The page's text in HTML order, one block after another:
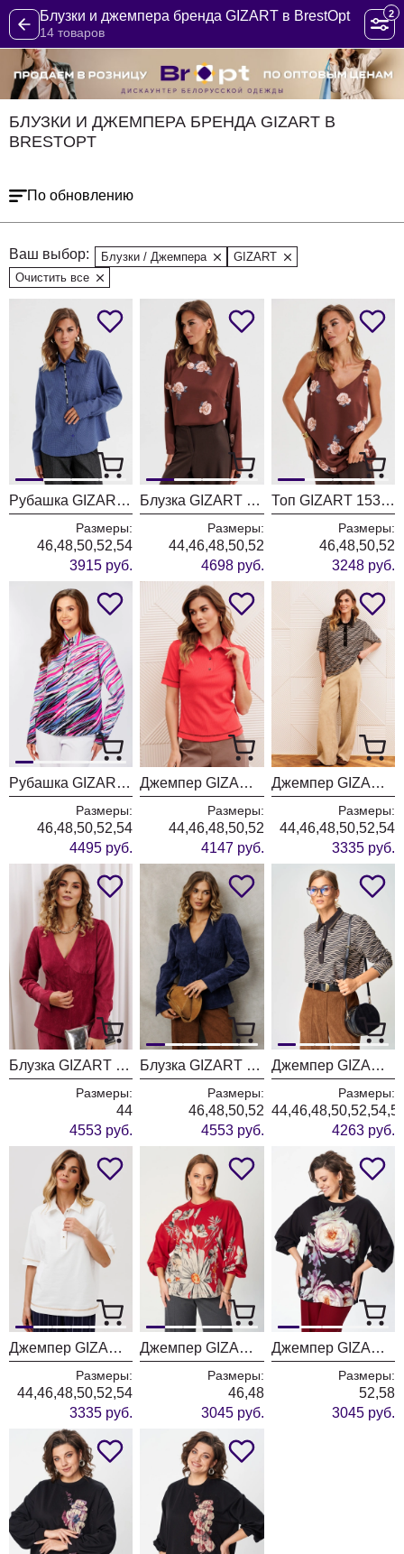
Блузки и джемпера бренда GIZART в BrestOpt
14 товаров
2
БЛУЗКИ И ДЖЕМПЕРА БРЕНДА GIZART В
BRESTOPT
По обновлению
Ваш выбор: Блузки / Джемпера
GIZART
Очистить все
Рубашка GIZART 15450 синий + клетка
Размеры:
46,48,50,52,54
3915 руб.
Блузка GIZART 15434 капучино + принт цветы
Размеры:
44,46,48,50,52
4698 руб.
Топ GIZART 15328 капучино + принт цветы
Размеры:
46,48,50,52
3248 руб.
Рубашка GIZART 1-5450 розово-бело-синий принт
Размеры:
46,48,50,52,54
4495 руб.
Джемпер GIZART 15419-1 морковный
Размеры:
44,46,48,50,52
4147 руб.
Джемпер GIZART 15380 серо-бежево-черный
Размеры:
44,46,48,50,52,54
3335 руб.
Блузка GIZART 15421 брусничный
Размеры:
44
4553 руб.
Блузка GIZART 15421 синий
Размеры:
46,48,50,52
4553 руб.
Джемпер GIZART 15409 серо-бежево-черный
Размеры:
4263 руб.
Джемпер GIZART 15380 молочный
Размеры:
44,46,48,50,52,54
3335 руб.
Джемпер GIZART 15345 красный, серый, ромашки
Размеры:
46,48
3045 руб.
Джемпер GIZART 15360 черный + пион
Размеры:
52,58
3045 руб.